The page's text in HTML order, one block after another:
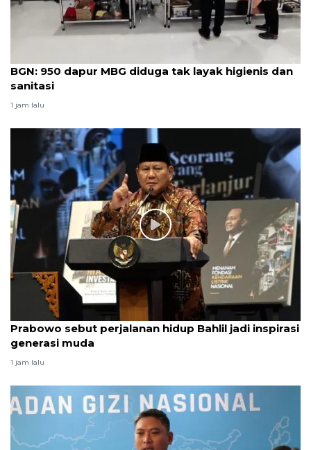
BGN: 950 dapur MBG diduga tak layak higienis dan
sanitasi
1 jam lalu
Prabowo sebut perjalanan hidup Bahlil jadi inspirasi
generasi muda
1 jam lalu